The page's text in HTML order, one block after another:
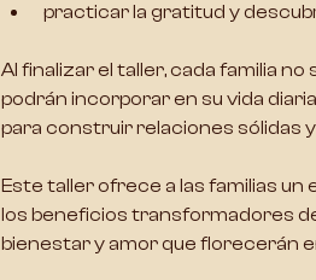
practicar la gratitud y
Al finalizar el taller, cada familia
podrán incorporar en su vida
para construir relaciones sólidas
Este taller ofrece a las familias
los beneficios transformadores
bienestar y amor que florecerán